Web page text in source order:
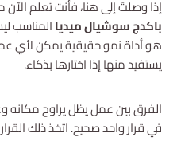
إذا وصلتَ إلى هنا، فأنت تعلم
باكدج سوشيال ميدياالمناسب
هو أداة نمو حقيقية يمكن لأي
يستفيد منها إذا اختارها بذكاء.
الفرق بين عمل يظل يراوح مكانه
في قرار واحد صحيح. اتخذ ذلك